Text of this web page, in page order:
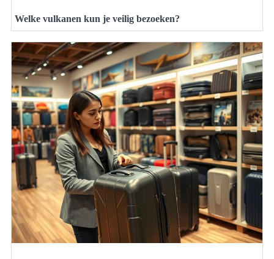
Welke vulkanen kun je veilig bezoeken?